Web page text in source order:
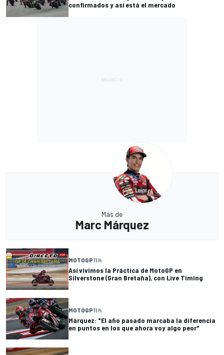
confirmados y así está el mercado
Más de
Marc Márquez
MOTOGP11 h
Así vivimos la Práctica de MotoGP en
Silverstone (Gran Bretaña), con Live Timing
MOTOGP11 h
Márquez: "El año pasado marcaba la diferencia
en puntos en los que ahora voy algo peor"